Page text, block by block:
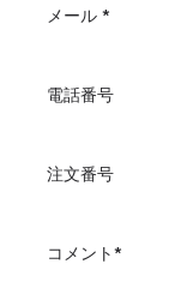
メール *
電話番号
注文番号
コメント*